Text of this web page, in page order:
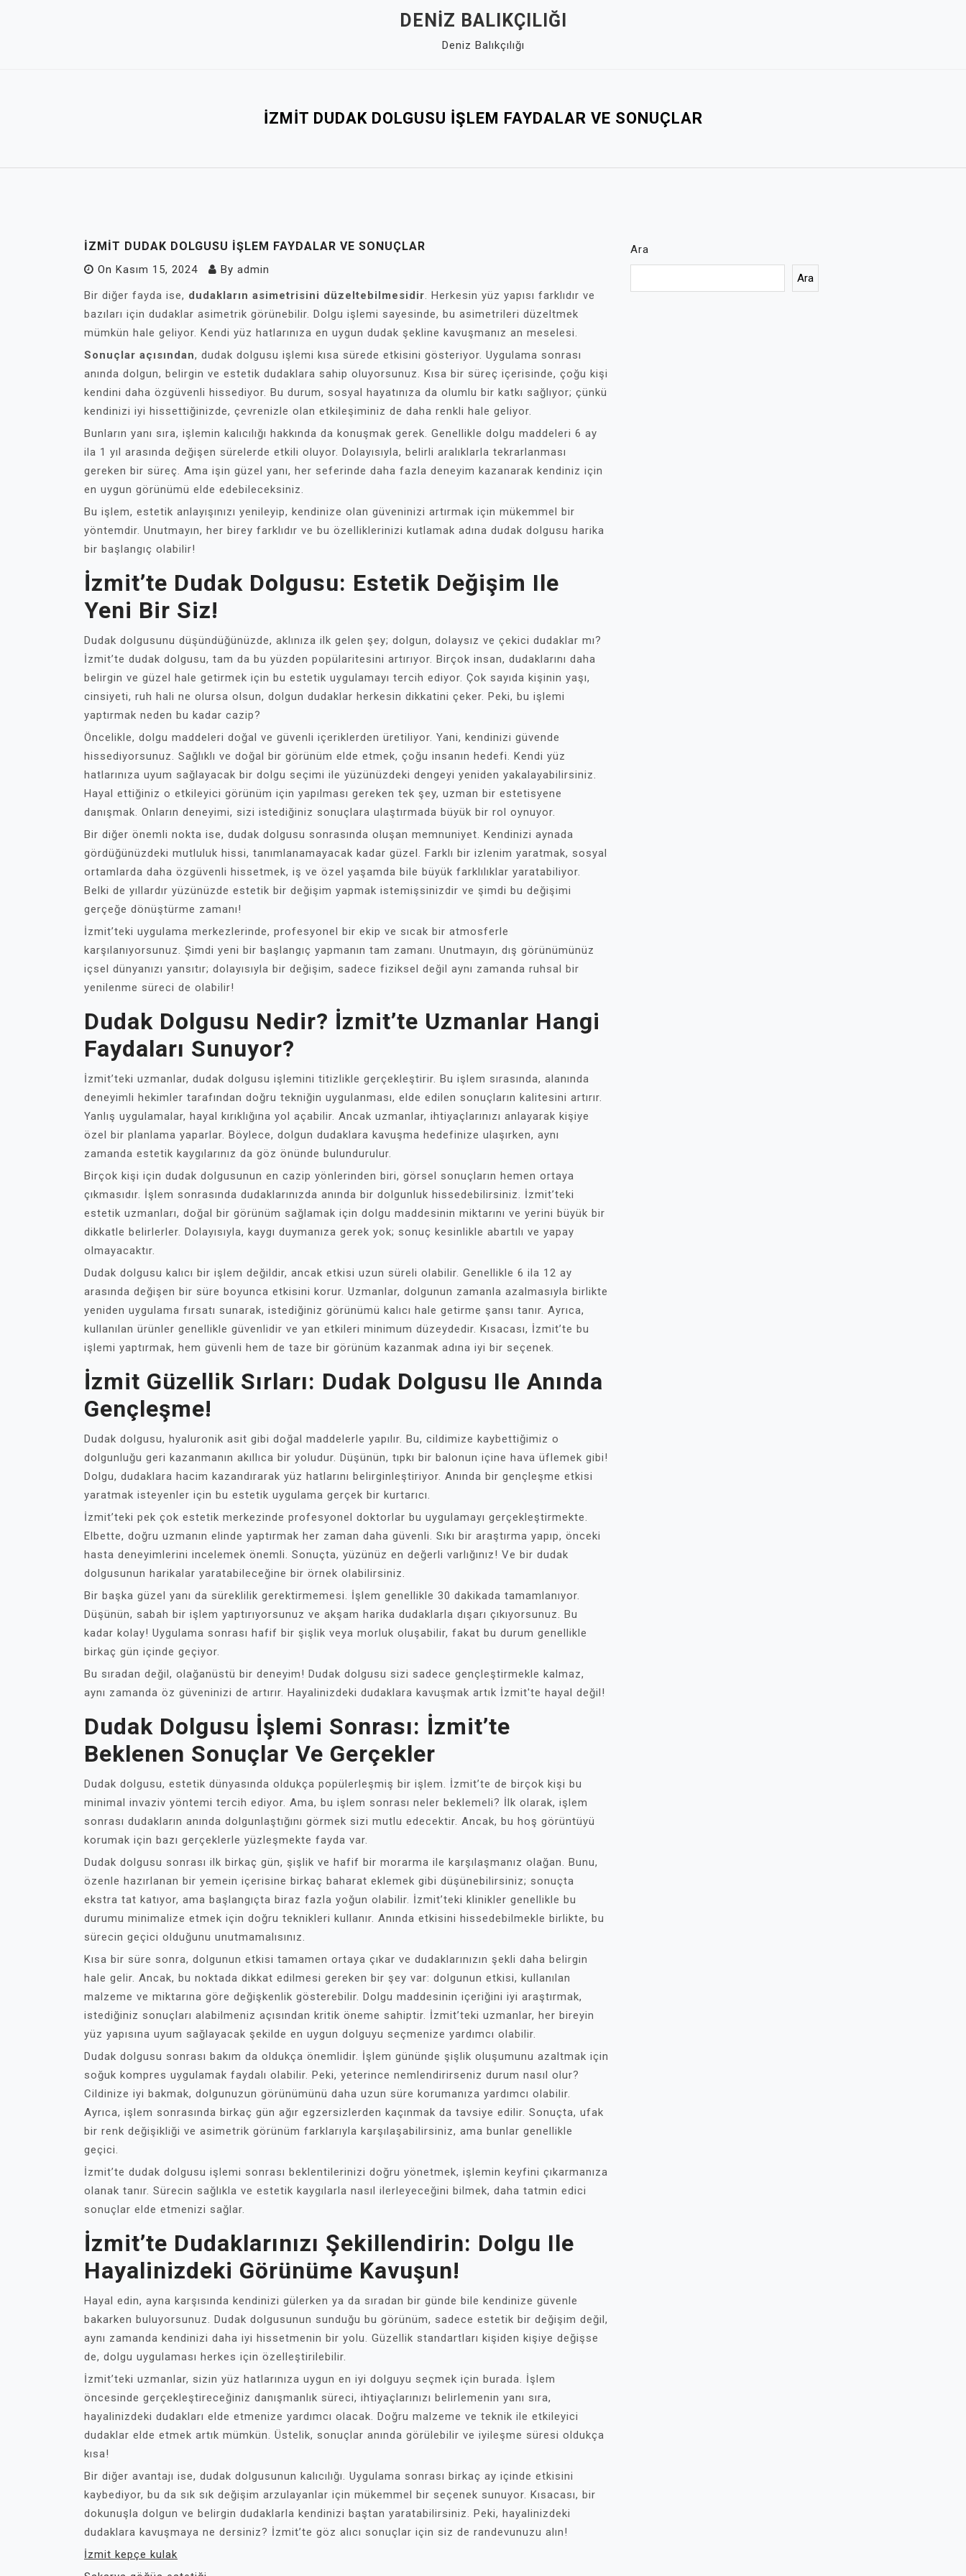
DENIZ BALIKÇILIĞI
Deniz Balıkçılığı
İZMIT DUDAK DOLGUSU İŞLEM FAYDALAR VE SONUÇLAR
İZMIT DUDAK DOLGUSU İŞLEM FAYDALAR VE SONUÇLAR
On Kasım 15, 2024 By admin
Bir diğer fayda ise, dudakların asimetrisini düzeltebilmesidir. Herkesin yüz yapısı farklıdır ve
bazıları için dudaklar asimetrik görünebilir. Dolgu işlemi sayesinde, bu asimetrileri düzeltmek
mümkün hale geliyor. Kendi yüz hatlarınıza en uygun dudak şekline kavuşmanız an meselesi.
Sonuçlar açısından, dudak dolgusu işlemi kısa sürede etkisini gösteriyor. Uygulama sonrası
anında dolgun, belirgin ve estetik dudaklara sahip oluyorsunuz. Kısa bir süreç içerisinde, çoğu kişi
kendini daha özgüvenli hissediyor. Bu durum, sosyal hayatınıza da olumlu bir katkı sağlıyor; çünkü
kendinizi iyi hissettiğinizde, çevrenizle olan etkileşiminiz de daha renkli hale geliyor.
Bunların yanı sıra, işlemin kalıcılığı hakkında da konuşmak gerek. Genellikle dolgu maddeleri 6 ay
ila 1 yıl arasında değişen sürelerde etkili oluyor. Dolayısıyla, belirli aralıklarla tekrarlanması
gereken bir süreç. Ama işin güzel yanı, her seferinde daha fazla deneyim kazanarak kendiniz için
en uygun görünümü elde edebileceksiniz.
Bu işlem, estetik anlayışınızı yenileyip, kendinize olan güveninizi artırmak için mükemmel bir
yöntemdir. Unutmayın, her birey farklıdır ve bu özelliklerinizi kutlamak adına dudak dolgusu harika
bir başlangıç olabilir!
İzmit’te Dudak Dolgusu: Estetik Değişim Ile
Yeni Bir Siz!
Dudak dolgusunu düşündüğünüzde, aklınıza ilk gelen şey; dolgun, dolaysız ve çekici dudaklar mı?
İzmit’te dudak dolgusu, tam da bu yüzden popülaritesini artırıyor. Birçok insan, dudaklarını daha
belirgin ve güzel hale getirmek için bu estetik uygulamayı tercih ediyor. Çok sayıda kişinin yaşı,
cinsiyeti, ruh hali ne olursa olsun, dolgun dudaklar herkesin dikkatini çeker. Peki, bu işlemi
yaptırmak neden bu kadar cazip?
Öncelikle, dolgu maddeleri doğal ve güvenli içeriklerden üretiliyor. Yani, kendinizi güvende
hissediyorsunuz. Sağlıklı ve doğal bir görünüm elde etmek, çoğu insanın hedefi. Kendi yüz
hatlarınıza uyum sağlayacak bir dolgu seçimi ile yüzünüzdeki dengeyi yeniden yakalayabilirsiniz.
Hayal ettiğiniz o etkileyici görünüm için yapılması gereken tek şey, uzman bir estetisyene
danışmak. Onların deneyimi, sizi istediğiniz sonuçlara ulaştırmada büyük bir rol oynuyor.
Bir diğer önemli nokta ise, dudak dolgusu sonrasında oluşan memnuniyet. Kendinizi aynada
gördüğünüzdeki mutluluk hissi, tanımlanamayacak kadar güzel. Farklı bir izlenim yaratmak, sosyal
ortamlarda daha özgüvenli hissetmek, iş ve özel yaşamda bile büyük farklılıklar yaratabiliyor.
Belki de yıllardır yüzünüzde estetik bir değişim yapmak istemişsinizdir ve şimdi bu değişimi
gerçeğe dönüştürme zamanı!
İzmit’teki uygulama merkezlerinde, profesyonel bir ekip ve sıcak bir atmosferle
karşılanıyorsunuz. Şimdi yeni bir başlangıç yapmanın tam zamanı. Unutmayın, dış görünümünüz
içsel dünyanızı yansıtır; dolayısıyla bir değişim, sadece fiziksel değil aynı zamanda ruhsal bir
yenilenme süreci de olabilir!
Dudak Dolgusu Nedir? İzmit’te Uzmanlar Hangi
Faydaları Sunuyor?
İzmit’teki uzmanlar, dudak dolgusu işlemini titizlikle gerçekleştirir. Bu işlem sırasında, alanında
deneyimli hekimler tarafından doğru tekniğin uygulanması, elde edilen sonuçların kalitesini artırır.
Yanlış uygulamalar, hayal kırıklığına yol açabilir. Ancak uzmanlar, ihtiyaçlarınızı anlayarak kişiye
özel bir planlama yaparlar. Böylece, dolgun dudaklara kavuşma hedefinize ulaşırken, aynı
zamanda estetik kaygılarınız da göz önünde bulundurulur.
Birçok kişi için dudak dolgusunun en cazip yönlerinden biri, görsel sonuçların hemen ortaya
çıkmasıdır. İşlem sonrasında dudaklarınızda anında bir dolgunluk hissedebilirsiniz. İzmit’teki
estetik uzmanları, doğal bir görünüm sağlamak için dolgu maddesinin miktarını ve yerini büyük bir
dikkatle belirlerler. Dolayısıyla, kaygı duymanıza gerek yok; sonuç kesinlikle abartılı ve yapay
olmayacaktır.
Dudak dolgusu kalıcı bir işlem değildir, ancak etkisi uzun süreli olabilir. Genellikle 6 ila 12 ay
arasında değişen bir süre boyunca etkisini korur. Uzmanlar, dolgunun zamanla azalmasıyla birlikte
yeniden uygulama fırsatı sunarak, istediğiniz görünümü kalıcı hale getirme şansı tanır. Ayrıca,
kullanılan ürünler genellikle güvenlidir ve yan etkileri minimum düzeydedir. Kısacası, İzmit’te bu
işlemi yaptırmak, hem güvenli hem de taze bir görünüm kazanmak adına iyi bir seçenek.
İzmit Güzellik Sırları: Dudak Dolgusu Ile Anında
Gençleşme!
Dudak dolgusu, hyaluronik asit gibi doğal maddelerle yapılır. Bu, cildimize kaybettiğimiz o
dolgunluğu geri kazanmanın akıllıca bir yoludur. Düşünün, tıpkı bir balonun içine hava üflemek gibi!
Dolgu, dudaklara hacim kazandırarak yüz hatlarını belirginleştiriyor. Anında bir gençleşme etkisi
yaratmak isteyenler için bu estetik uygulama gerçek bir kurtarıcı.
İzmit’teki pek çok estetik merkezinde profesyonel doktorlar bu uygulamayı gerçekleştirmekte.
Elbette, doğru uzmanın elinde yaptırmak her zaman daha güvenli. Sıkı bir araştırma yapıp, önceki
hasta deneyimlerini incelemek önemli. Sonuçta, yüzünüz en değerli varlığınız! Ve bir dudak
dolgusunun harikalar yaratabileceğine bir örnek olabilirsiniz.
Bir başka güzel yanı da süreklilik gerektirmemesi. İşlem genellikle 30 dakikada tamamlanıyor.
Düşünün, sabah bir işlem yaptırıyorsunuz ve akşam harika dudaklarla dışarı çıkıyorsunuz. Bu
kadar kolay! Uygulama sonrası hafif bir şişlik veya morluk oluşabilir, fakat bu durum genellikle
birkaç gün içinde geçiyor.
Bu sıradan değil, olağanüstü bir deneyim! Dudak dolgusu sizi sadece gençleştirmekle kalmaz,
aynı zamanda öz güveninizi de artırır. Hayalinizdeki dudaklara kavuşmak artık İzmit'te hayal değil!
Dudak Dolgusu İşlemi Sonrası: İzmit’te
Beklenen Sonuçlar Ve Gerçekler
Dudak dolgusu, estetik dünyasında oldukça popülerleşmiş bir işlem. İzmit’te de birçok kişi bu
minimal invaziv yöntemi tercih ediyor. Ama, bu işlem sonrası neler beklemeli? İlk olarak, işlem
sonrası dudakların anında dolgunlaştığını görmek sizi mutlu edecektir. Ancak, bu hoş görüntüyü
korumak için bazı gerçeklerle yüzleşmekte fayda var.
Dudak dolgusu sonrası ilk birkaç gün, şişlik ve hafif bir morarma ile karşılaşmanız olağan. Bunu,
özenle hazırlanan bir yemein içerisine birkaç baharat eklemek gibi düşünebilirsiniz; sonuçta
ekstra tat katıyor, ama başlangıçta biraz fazla yoğun olabilir. İzmit’teki klinikler genellikle bu
durumu minimalize etmek için doğru teknikleri kullanır. Anında etkisini hissedebilmekle birlikte, bu
sürecin geçici olduğunu unutmamalısınız.
Kısa bir süre sonra, dolgunun etkisi tamamen ortaya çıkar ve dudaklarınızın şekli daha belirgin
hale gelir. Ancak, bu noktada dikkat edilmesi gereken bir şey var: dolgunun etkisi, kullanılan
malzeme ve miktarına göre değişkenlik gösterebilir. Dolgu maddesinin içeriğini iyi araştırmak,
istediğiniz sonuçları alabilmeniz açısından kritik öneme sahiptir. İzmit’teki uzmanlar, her bireyin
yüz yapısına uyum sağlayacak şekilde en uygun dolguyu seçmenize yardımcı olabilir.
Dudak dolgusu sonrası bakım da oldukça önemlidir. İşlem gününde şişlik oluşumunu azaltmak için
soğuk kompres uygulamak faydalı olabilir. Peki, yeterince nemlendirirseniz durum nasıl olur?
Cildinize iyi bakmak, dolgunuzun görünümünü daha uzun süre korumanıza yardımcı olabilir.
Ayrıca, işlem sonrasında birkaç gün ağır egzersizlerden kaçınmak da tavsiye edilir. Sonuçta, ufak
bir renk değişikliği ve asimetrik görünüm farklarıyla karşılaşabilirsiniz, ama bunlar genellikle
geçici.
İzmit’te dudak dolgusu işlemi sonrası beklentilerinizi doğru yönetmek, işlemin keyfini çıkarmanıza
olanak tanır. Sürecin sağlıkla ve estetik kaygılarla nasıl ilerleyeceğini bilmek, daha tatmin edici
sonuçlar elde etmenizi sağlar.
İzmit’te Dudaklarınızı Şekillendirin: Dolgu Ile
Hayalinizdeki Görünüme Kavuşun!
Hayal edin, ayna karşısında kendinizi gülerken ya da sıradan bir günde bile kendinize güvenle
bakarken buluyorsunuz. Dudak dolgusunun sunduğu bu görünüm, sadece estetik bir değişim değil,
aynı zamanda kendinizi daha iyi hissetmenin bir yolu. Güzellik standartları kişiden kişiye değişse
de, dolgu uygulaması herkes için özelleştirilebilir.
İzmit’teki uzmanlar, sizin yüz hatlarınıza uygun en iyi dolguyu seçmek için burada. İşlem
öncesinde gerçekleştireceğiniz danışmanlık süreci, ihtiyaçlarınızı belirlemenin yanı sıra,
hayalinizdeki dudakları elde etmenize yardımcı olacak. Doğru malzeme ve teknik ile etkileyici
dudaklar elde etmek artık mümkün. Üstelik, sonuçlar anında görülebilir ve iyileşme süresi oldukça
kısa!
Bir diğer avantajı ise, dudak dolgusunun kalıcılığı. Uygulama sonrası birkaç ay içinde etkisini
kaybediyor, bu da sık sık değişim arzulayanlar için mükemmel bir seçenek sunuyor. Kısacası, bir
dokunuşla dolgun ve belirgin dudaklarla kendinizi baştan yaratabilirsiniz. Peki, hayalinizdeki
dudaklara kavuşmaya ne dersiniz? İzmit’te göz alıcı sonuçlar için siz de randevunuzu alın!
İzmit kepçe kulak
Ara
Ara